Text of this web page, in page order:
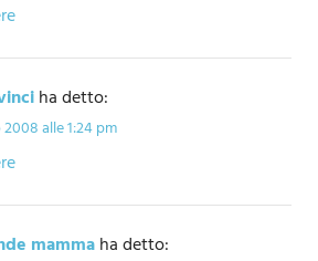
ha detto:
alle 1:24 pm
mammaha detto: